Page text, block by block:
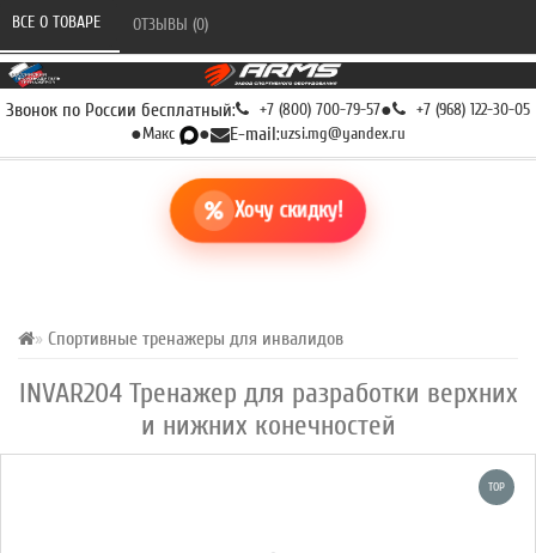
Звонок по России бесплатный: +7 (800) 700-79-57● +7 (968) 122-30-05
●Макс ● E-mail:uzsi.mg@yandex.ru
Хочу скидку!
Спортивные тренажеры для инвалидов
INVAR204 Тренажер для разработки верхних
и нижних конечностей
ВСЕ О ТОВАРЕ ОТЗЫВЫ (0)
TOP